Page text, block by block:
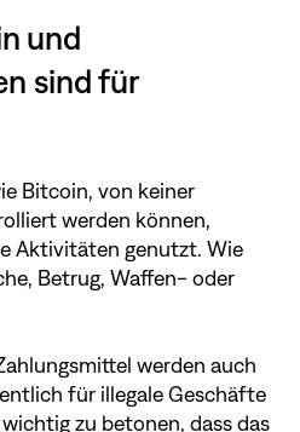
und
sind für
Bitcoin, von keiner
werden können,
Aktivitäten genutzt. Wie
Betrug, Waffen- oder
werden auch
für illegale Geschäfte
zu betonen, dass das